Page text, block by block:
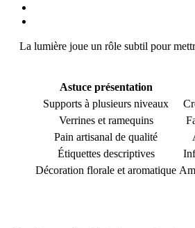
La lumière joue un rôle subtil pour
Astuce présentation
Supports à plusieurs niveaux
Verrines et ramequins
Pain artisanal de qualité
Étiquettes descriptives
Décoration florale et aromatique